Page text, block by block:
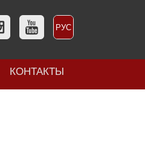
РУС
КОНТАКТЫ